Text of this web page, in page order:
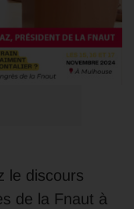
le discours
de la Fnaut à